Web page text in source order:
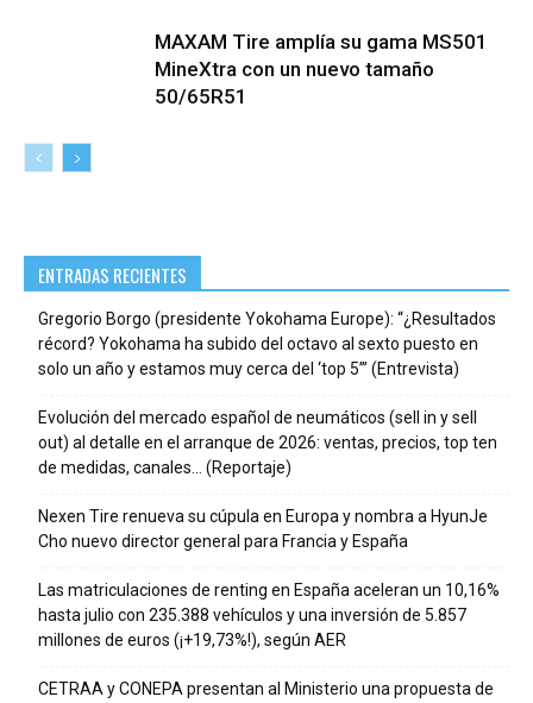
MAXAM Tire amplía su gama MS501
MineXtra con un nuevo tamaño
50/65R51
ENTRADAS RECIENTES
Gregorio Borgo (presidente Yokohama Europe): “¿Resultados
récord? Yokohama ha subido del octavo al sexto puesto en
solo un año y estamos muy cerca del ‘top 5’” (Entrevista)
Evolución del mercado español de neumáticos (sell in y sell
out) al detalle en el arranque de 2026: ventas, precios, top ten
de medidas, canales… (Reportaje)
Nexen Tire renueva su cúpula en Europa y nombra a HyunJe
Cho nuevo director general para Francia y España
Las matriculaciones de renting en España aceleran un 10,16%
hasta julio con 235.388 vehículos y una inversión de 5.857
millones de euros (¡+19,73%!), según AER
CETRAA y CONEPA presentan al Ministerio una propuesta de